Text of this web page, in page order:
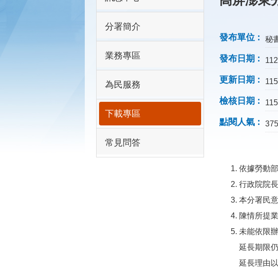
分署簡介
業務專區
為民服務
下載專區
常見問答
發布單位 秘
發布日期
更新日期
檢核日期
點閱人氣 375
依據勞動
行政院院
本分署民
陳情所提
未能依限
延長期限
延長理由